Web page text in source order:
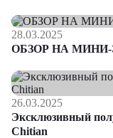
28.03.2025
ОБЗОР НА МИНИ-
26.03.2025
Эксклюзивный
Chitian